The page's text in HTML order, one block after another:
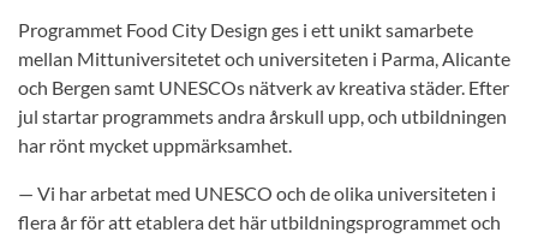
Programmet Food City Design ges i ett unikt samarbete
mellan Mittuniversitetet och universiteten i Parma, Alicante
och Bergen samt UNESCOs nätverk av kreativa städer. Efter
jul startar programmets andra årskull upp, och utbildningen
har rönt mycket uppmärksamhet.
— Vi har arbetat med UNESCO och de olika universiteten i
flera år för att etablera det här utbildningsprogrammet och